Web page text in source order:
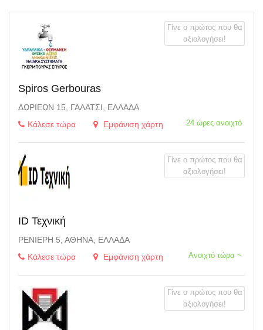
Spiros Gerbouras
ΔΩΡΙΈΩΝ 15, ΓΑΛΆΤΣΙ, ΕΛΛΆΔΑ
Κάλεσε τώρα
Εμφάνιση χάρτη 24 ώρες ανοιχτό
Γίνε ο πρώτος που θα
αξιολογήσει!
ID Τεχνική
ΡΕΝΙΈΡΗ 5, ΑΘΉΝΑ, ΕΛΛΆΔΑ
Κάλεσε τώρα
Εμφάνιση χάρτη Ανοιχτό τώρα ~
Γίνε ο πρώτος που θα
αξιολογήσει!
Γίνε ο πρώτος που θα
αξιολογήσει!